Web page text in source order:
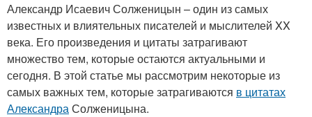
Александр Исаевич Солженицын – один из самых
известных и влиятельных писателей и мыслителей XX
века. Его произведения и цитаты затрагивают
множество тем, которые остаются актуальными и
сегодня. В этой статье мы рассмотрим некоторые из
самых важных тем, которые затрагиваются в цитатах
АлександраСолженицына.